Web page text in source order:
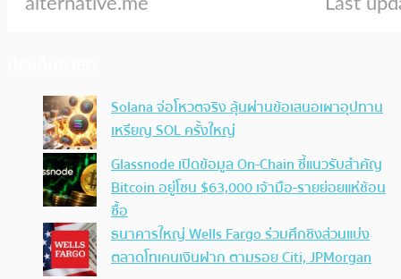
Solana จ่อโหวตจริง ลุ้นผ่านข้อเสนอเผาอุปทาน
เหรียญ SOL ครั้งใหญ่
Glassnode เปิดข้อมูล On-Chain ชี้แนวรับสำคัญ
Bitcoin อยู่โซน $63,000 เจ้ามือ-รายย่อยแห่ช้อน
ซื้อ
ธนาคารใหญ่ Wells Fargo ร่วมศึกชิงส่วนแบ่ง
ตลาดโทเคนเงินฝาก ตามรอย Citi, JPMorgan